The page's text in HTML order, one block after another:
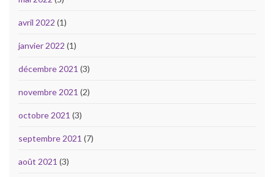
avril 2022 (1)
janvier 2022 (1)
décembre 2021 (3)
novembre 2021 (2)
octobre 2021 (3)
septembre 2021 (7)
août 2021 (3)